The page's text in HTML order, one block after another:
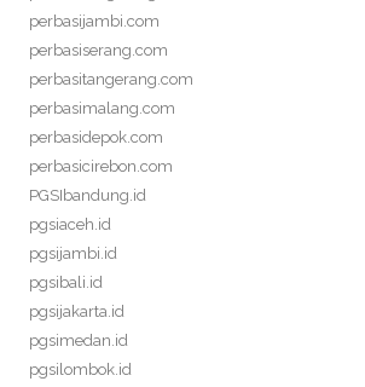
perbasijambi.com
perbasiserang.com
perbasitangerang.com
perbasimalang.com
perbasidepok.com
perbasicirebon.com
PGSIbandung.id
pgsiaceh.id
pgsijambi.id
pgsibali.id
pgsijakarta.id
pgsimedan.id
pgsilombok.id